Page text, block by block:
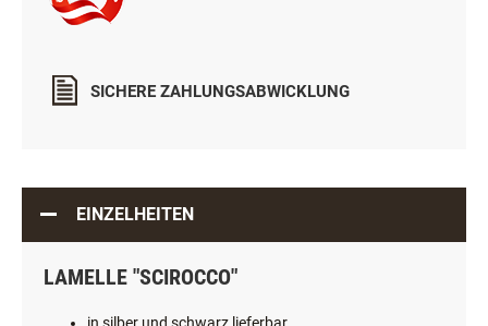
SICHERE ZAHLUNGSABWICKLUNG
EINZELHEITEN
LAMELLE "SCIROCCO"
in silber und schwarz lieferbar